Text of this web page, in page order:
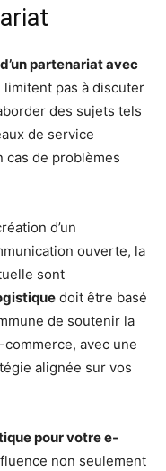
partenariat avec
limitent pas à discuter
des sujets tels
de service
cas de problèmes
d’un
ouverte, la
sont
doit être basé
de soutenir la
avec une
alignée sur vos
pour votre e-
non seulement